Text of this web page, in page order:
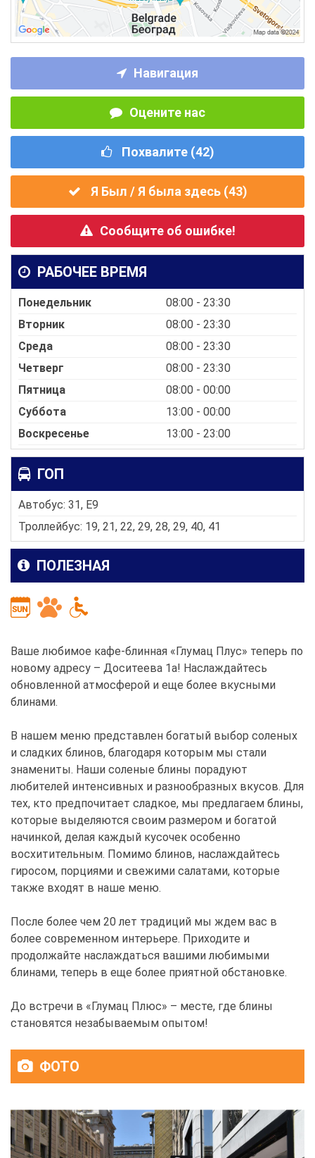
Навигация
Оцените нас
Похвалите (42)
Я Был / Я была здесь (43)
Сообщите об ошибке!
РАБОЧЕЕ ВРЕМЯ
Понедельник
08:00 - 23:30
Вторник
08:00 - 23:30
Среда
08:00 - 23:30
Четверг
08:00 - 23:30
Пятница
08:00 - 00:00
Суббота
13:00 - 00:00
Воскресенье
13:00 - 23:00
ГОП
Автобус: 31, E9
Троллейбус: 19, 21, 22, 29, 28, 29, 40, 41
ПОЛЕЗНАЯ
Ваше любимое кафе-блинная «Глумац Плус» теперь по
новому адресу – Доситеева 1а! Наслаждайтесь
обновленной атмосферой и еще более вкусными
блинами.
В нашем меню представлен богатый выбор соленых
и сладких блинов, благодаря которым мы стали
знамениты. Наши соленые блины порадуют
любителей интенсивных и разнообразных вкусов. Для
тех, кто предпочитает сладкое, мы предлагаем блины,
которые выделяются своим размером и богатой
начинкой, делая каждый кусочек особенно
восхитительным. Помимо блинов, наслаждайтесь
гиросом, порциями и свежими салатами, которые
также входят в наше меню.
После более чем 20 лет традиций мы ждем вас в
более современном интерьере. Приходите и
продолжайте наслаждаться вашими любимыми
блинами, теперь в еще более приятной обстановке.
До встречи в «Глумац Плюс» – месте, где блины
становятся незабываемым опытом!
ФОТО